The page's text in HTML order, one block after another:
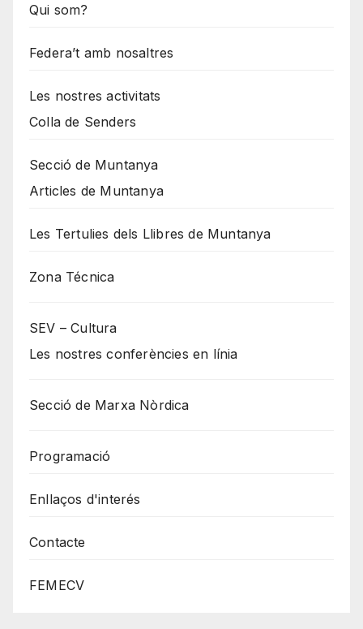
Qui som?
Federa’t amb nosaltres
Les nostres activitats
Colla de Senders
Secció de Muntanya
Articles de Muntanya
Les Tertulies dels Llibres de Muntanya
Zona Técnica
SEV – Cultura
Les nostres conferències en línia
Secció de Marxa Nòrdica
Programació
Enllaços d'interés
Contacte
FEMECV